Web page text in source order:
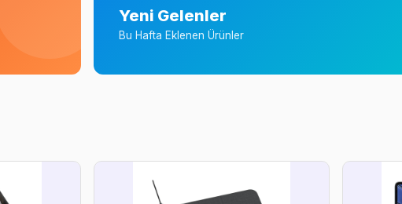
Yeni Gelenler
Bu Hafta Eklenen Ürünler